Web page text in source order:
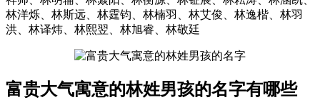
林洋烁、林斯远、林霆钧、林楠羽、林艾俊、林逸楷、林羽
洪、林译炜、林熙翌、林旭睿、林敬廷
富贵大气寓意的林姓男孩的名字有哪些